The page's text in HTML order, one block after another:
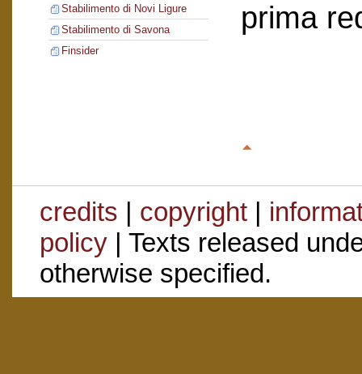
Stabilimento di Novi Ligure
Stabilimento di Savona
Finsider
prima
credits | copyright|
policy| Texts released
otherwise specified.